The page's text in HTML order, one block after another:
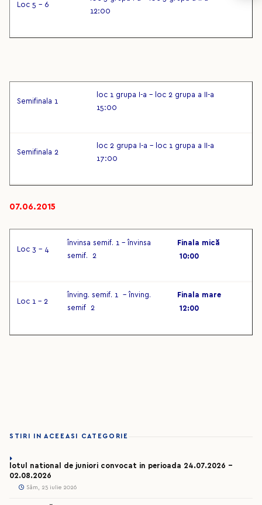
Loc 5 – 6
12:00
Semifinala 1
loc 1 grupa I-a – loc 2 grupa a II-a
15:00
Semifinala 2
loc 2 grupa I-a – loc 1 grupa a II-a
17:00
07.06.2015
Loc 3 – 4
învinsa semif. 1 – învinsa
semif. 2
Finala mică
10:00
Loc 1 – 2
înving. semif. 1 – înving.
semif 2
Finala mare
12:00
STIRI IN ACEEASI CATEGORIE
lotul national de juniori convocat in perioada 24.07.2026 –
02.08.2026
Sâm, 25 iulie 2026